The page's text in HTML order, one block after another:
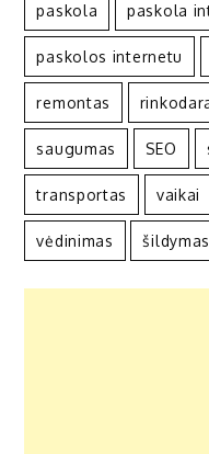
paskola paskola
paskolos internetu
remontas
saugumas SEO
transportas vaikai
vėdinimas šildymas